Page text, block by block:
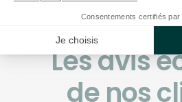
Les avis
de nos
Consentements certifiés par
Je choisis